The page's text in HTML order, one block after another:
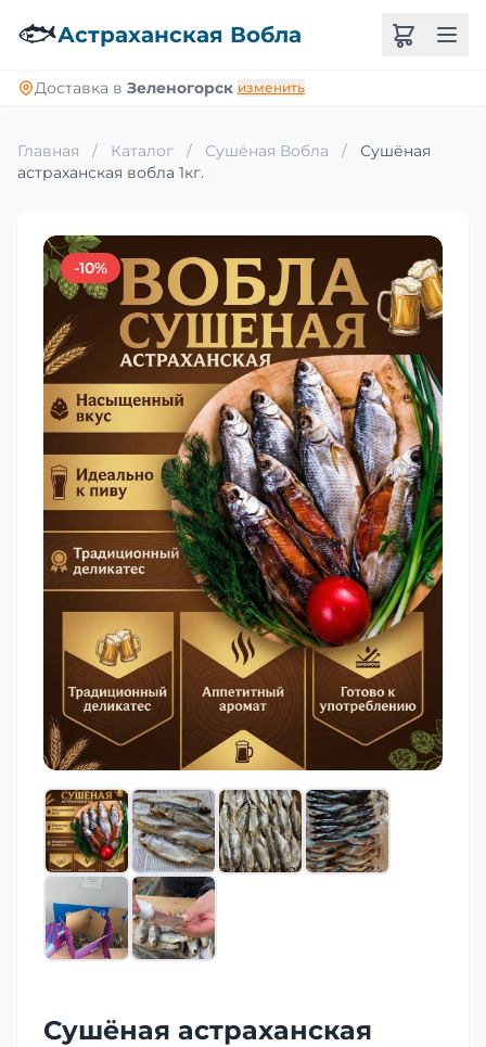
🐟Астраханская Вобла
Доставка в Зеленогорск изменить
Главная / Каталог / Сушёная Вобла /
Сушёная
астраханская вобла 1кг.
-10%
Сушёная астраханская